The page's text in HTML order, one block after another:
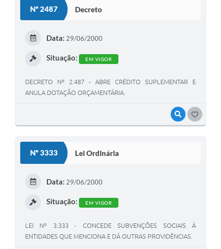
Nº 2487 Decreto
VISUALIZAR
Data: 29/06/2000
Situação: EM VIGOR
DECRETO Nº 2.487 - ABRE CRÉDITO SUPLEMENTAR E
ANULA DOTAÇÃO ORÇAMENTÁRIA.
Nº 3333 Lei Ordinária
Data: 29/06/2000
Situação: EM VIGOR
LEI Nº 3.333 - CONCEDE SUBVENÇÕES SOCIAIS À
ENTIDADES QUE MENCIONA E DÁ OUTRAS PROVIDÊNCIAS.